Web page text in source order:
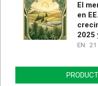
El
en
2025
EN: 21